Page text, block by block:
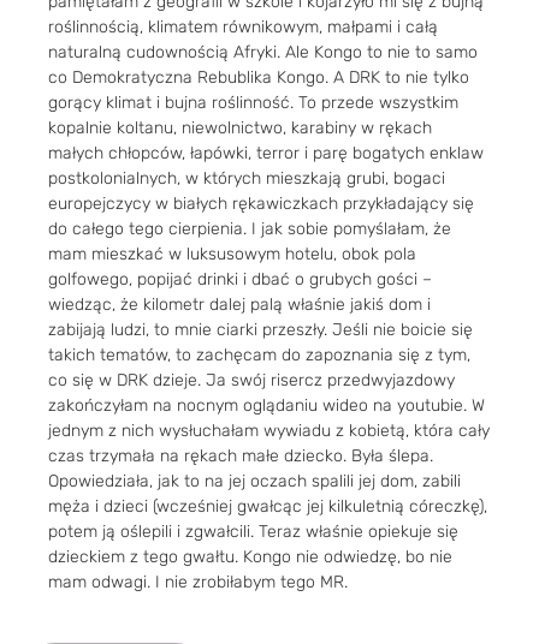
roślinnością, klimatem równikowym, małpami i całą
naturalną cudownością Afryki. Ale Kongo to nie to samo
co Demokratyczna Rebublika Kongo. A DRK to nie tylko
gorący klimat i bujna roślinność. To przede wszystkim
kopalnie koltanu, niewolnictwo, karabiny w rękach
małych chłopców, łapówki, terror i parę bogatych enklaw
postkolonialnych, w których mieszkają grubi, bogaci
europejczycy w białych rękawiczkach przykładający się
do całego tego cierpienia. I jak sobie pomyślałam, że
mam mieszkać w luksusowym hotelu, obok pola
golfowego, popijać drinki i dbać o grubych gości –
wiedząc, że kilometr dalej palą właśnie jakiś dom i
zabijają ludzi, to mnie ciarki przeszły. Jeśli nie boicie się
takich tematów, to zachęcam do zapoznania się z tym,
co się w DRK dzieje. Ja swój risercz przedwyjazdowy
zakończyłam na nocnym oglądaniu wideo na youtubie. W
jednym z nich wysłuchałam wywiadu z kobietą, która cały
czas trzymała na rękach małe dziecko. Była ślepa.
Opowiedziała, jak to na jej oczach spalili jej dom, zabili
męża i dzieci (wcześniej gwałcąc jej kilkuletnią córeczkę),
potem ją oślepili i zgwałcili. Teraz właśnie opiekuje się
dzieckiem z tego gwałtu. Kongo nie odwiedzę, bo nie
mam odwagi. I nie zrobiłabym tego MR.